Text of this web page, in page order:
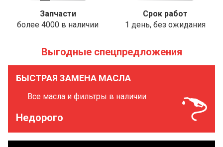
Запчасти
более 4000 в наличии
Срок работ
1 день, без ожидания
Выгодные спецпредложения
БЫСТРАЯ ЗАМЕНА МАСЛА
Все масла и фильтры в наличии
Недорого